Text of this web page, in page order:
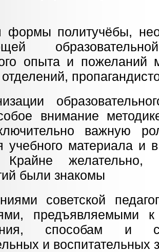
формы политучёбы,
опыта и пожеланий
внимание
важную
учебного материала и
Крайне желательно,
были знакомы
советской
способам и
и воспитательных